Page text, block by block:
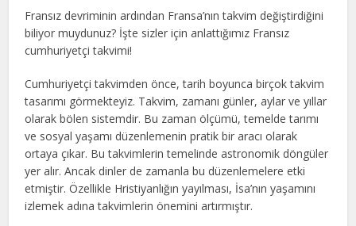
Fransız devriminin ardından Fransa’nın takvim değiştirdiğini
biliyor muydunuz? İşte sizler için anlattığımız Fransız
cumhuriyetçi takvimi!
Cumhuriyetçi takvimden önce, tarih boyunca birçok takvim
tasarımı görmekteyiz. Takvim, zamanı günler, aylar ve yıllar
olarak bölen sistemdir. Bu zaman ölçümü, temelde tarımı
ve sosyal yaşamı düzenlemenin pratik bir aracı olarak
ortaya çıkar. Bu takvimlerin temelinde astronomik döngüler
yer alır. Ancak dinler de zamanla bu düzenlemelere etki
etmiştir. Özellikle Hristiyanlığın yayılması, İsa’nın yaşamını
izlemek adına takvimlerin önemini artırmıştır.